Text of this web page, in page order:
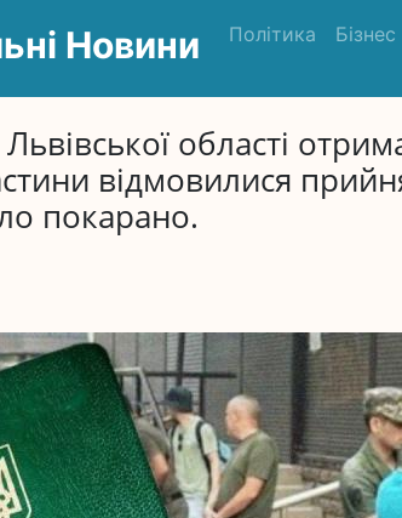
Новини Політика Бізнес
області
відмовилися
покарано.